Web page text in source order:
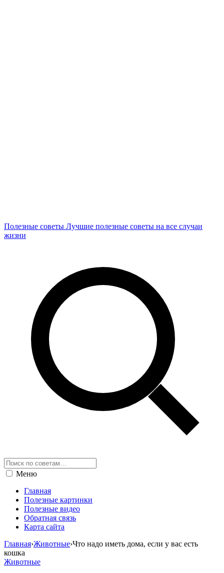
Полезные советы Лучшие полезные советы на все случаи
жизни
Меню
Главная
Полезные картинки
Полезные видео
Обратная связь
Карта сайта
Главная›Животные›Что надо иметь дома, если у вас есть
кошка
Животные